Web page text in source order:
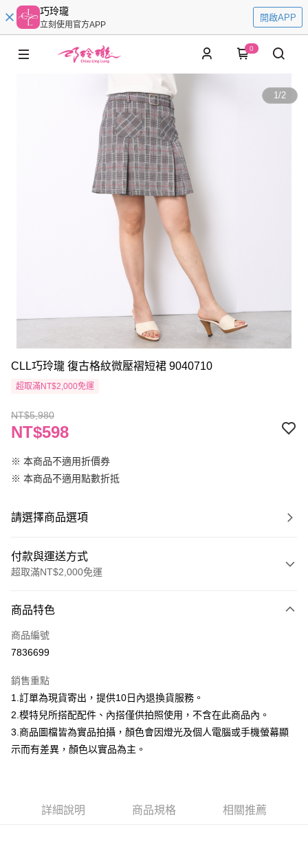
巧玲瓏
立刻使用官方APP
開啟APP
0
1/2
CLL巧玲瓏 復古格紋微壓褶短裙 9040710
超取滿NT$2,000免運
NT$5,980
NT$598
※ 本商品不適用折價券
※ 本商品不適用點數折抵
請選擇商品選項
付款與運送方式
超取滿NT$2,000免運
信用卡一次付款
信用卡分期付款
合作金庫商業銀行
華南商業銀行
彰化商業銀行
上海商業儲蓄銀行
台北富邦商業銀行
國泰世華商業銀行
兆豐國際商業銀行
臺灣中小企業銀行
玉山商業銀行
星展（台灣）商業銀行
台新國際商業銀行
中國信託商業銀行
超商取貨付款
LINE Pay
Apple Pay
Google Pay
商品特色
商品編號
7836699
銷售重點
1.訂單為現貨寄出，提供10日內退換貨服務。
2.模特兒所搭配配件、內搭僅供拍照使用，不含在此商品內。
3.商品圖檔皆為實品拍攝，顏色會因燈光及個人電腦或手機螢幕顯
示而有差異，顏色以實品為主。
詳細說明 商品規格 相關推薦